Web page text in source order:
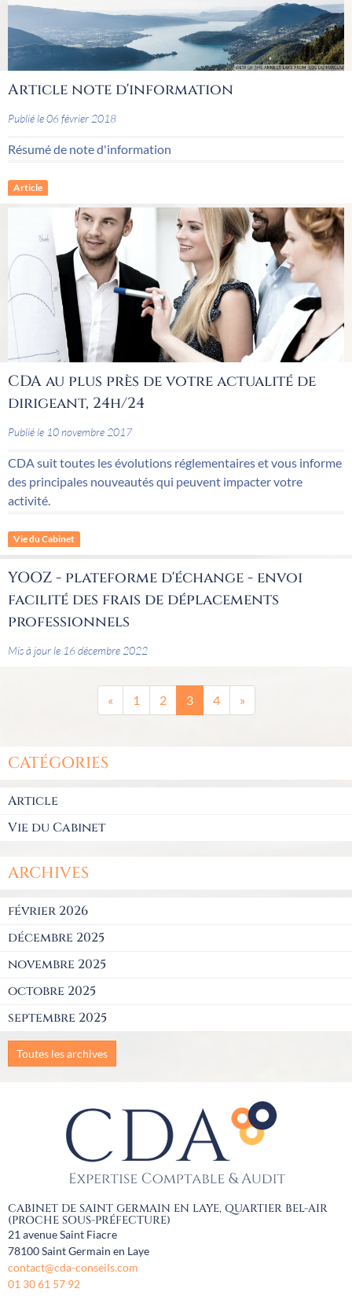
Article note d'information
Publié le 06 février 2018
Résumé de note d'information
Article
CDA au plus près de votre actualité de
dirigeant, 24h/24
Publié le 10 novembre 2017
CDA suit toutes les évolutions réglementaires et vous informe
des principales nouveautés qui peuvent impacter votre
activité.
Vie du Cabinet
YOOZ - plateforme d'échange - envoi
facilité des frais de déplacements
professionnels
Mis à jour le 16 décembre 2022
« 1 2 3 4 »
CATÉGORIES
Article
Vie du Cabinet
ARCHIVES
février 2026
décembre 2025
novembre 2025
octobre 2025
septembre 2025
Toutes les archives
CABINET DE SAINT GERMAIN EN LAYE, QUARTIER BEL-AIR
(PROCHE SOUS-PRÉFECTURE)
21 avenue Saint Fiacre
78100Saint Germain en Laye
contact@cda-conseils.com
01 30 61 57 92